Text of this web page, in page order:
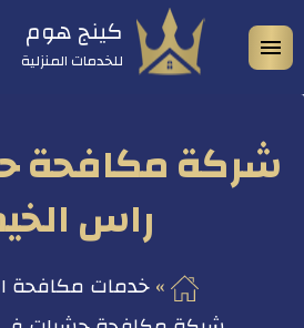
التجاوز
إلى
المحتوى
كينج هوم
للخدمات المنزلية
شركة مكافحة
راس
خدمات مكافحة